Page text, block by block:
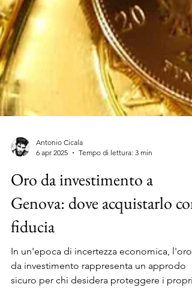
6 apr 2025
Tempo di lettura: 3 min
Oro da investimento a
Genova: dove acquistarlo con
fiducia
In un'epoca di incertezza economica, l'oro